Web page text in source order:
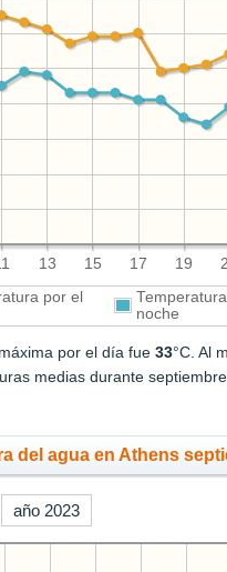
13 15 17 19
por el
noche
por el día fue33°C. Al
medias durante
del agua en Athens
año 2023